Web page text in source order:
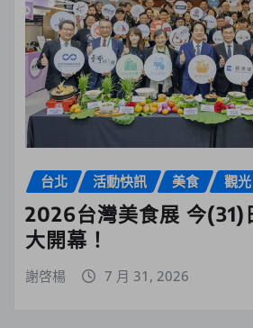
台北 活動快訊 美食 觀光
2026台灣美食展 今(31)
大開幕！
謝啓楊 7 月 31, 2026